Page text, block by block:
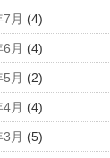
月 (4)
月 (4)
月 (2)
月 (4)
月 (5)